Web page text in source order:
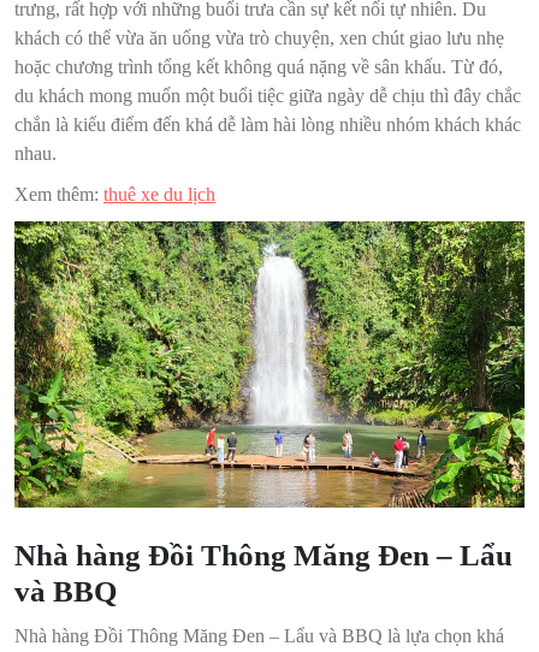
trưng, rất hợp với những buổi trưa cần sự kết nối tự nhiên. Du
khách có thể vừa ăn uống vừa trò chuyện, xen chút giao lưu nhẹ
hoặc chương trình tổng kết không quá nặng về sân khấu. Từ đó,
du khách mong muốn một buổi tiệc giữa ngày dễ chịu thì đây chắc
chắn là kiểu điểm đến khá dễ làm hài lòng nhiều nhóm khách khác
nhau.
Xem thêm: thuê xe du lịch
Nhà hàng Đồi Thông Măng Đen – Lẩu
và BBQ
Nhà hàng Đồi Thông Măng Đen – Lẩu và BBQ là lựa chọn khá